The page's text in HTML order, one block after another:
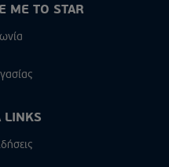
ΜΕ ΤΟ STAR